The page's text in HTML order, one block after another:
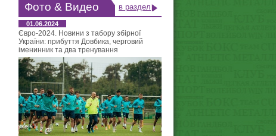
Фото & Видео в раздел
01.06.2024
Євро-2024. Новини з табору збірної
України: прибуття Довбика, черговий
іменинник та два тренування